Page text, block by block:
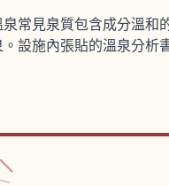
泉常見泉質包含成分溫
設施內張貼的溫泉分析